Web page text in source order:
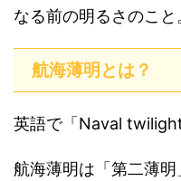
なる前の明るさのこと
航海薄明とは？
英語で「Naval
航海薄明は「第二薄